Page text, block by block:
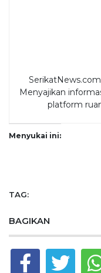
Menyajikan
platform
Menyukai ini:
TAG:
BAGIKAN